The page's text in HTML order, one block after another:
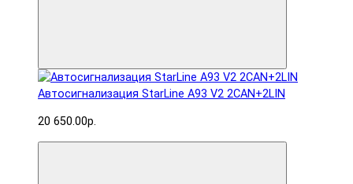
Автосигнализация StarLine A93 V2 2CAN+2LIN
20 650.00р.